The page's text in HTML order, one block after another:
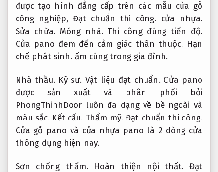
được tạo hình đẳng cấp trên các mẫu cửa gỗ
công nghiệp, Đạt chuẩn thi công. cửa nhựa.
Sửa chữa. Móng nhà. Thi công đúng tiến độ.
Cửa pano đem đến cảm giác thân thuộc, Hạn
chế phát sinh. ấm cúng trong gia đình.
Nhà thầu. Kỹ sư. Vật liệu đạt chuẩn. Cửa pano
được sản xuất và phân phối bởi
PhongThinhDoor luôn đa dạng về bề ngoài và
màu sắc. Kết cấu. Thẩm mỹ. Đạt chuẩn thi công.
Cửa gỗ pano và cửa nhựa pano là 2 dòng cửa
thông dụng hiện nay.
Sơn chống thấm. Hoàn thiện nội thất.
Đạt